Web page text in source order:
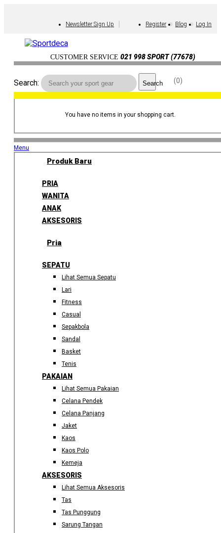
Newsletter Sign Up Register Blog Log In
CUSTOMER SERVICE 021 998 SPORT (77678)
0
Search: Search
You have no items in your shopping cart.
Menu
Produk Baru
PRIA
WANITA
ANAK
AKSESORIS
Pria
SEPATU
Lihat Semua Sepatu
Lari
Fitness
Casual
Sepakbola
Sandal
Basket
Tenis
PAKAIAN
Lihat Semua Pakaian
Celana Pendek
Celana Panjang
Jaket
Kaos
Kaos Polo
Kemeja
AKSESORIS
Lihat Semua Aksesoris
Tas
Tas Punggung
Sarung Tangan